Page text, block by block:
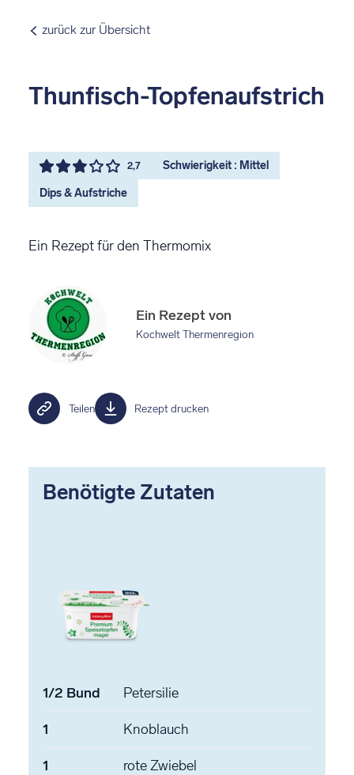
zurück zur Übersicht
Thunfisch-Topfenaufstrich
2,7 Schwierigkeit : Mittel
Dips & Aufstriche
Ein Rezept für den Thermomix
Ein Rezept von
Kochwelt Thermenregion
Teilen Rezept drucken
Benötigte Zutaten
1/2 Bund Petersilie
1 Knoblauch
1 rote Zwiebel